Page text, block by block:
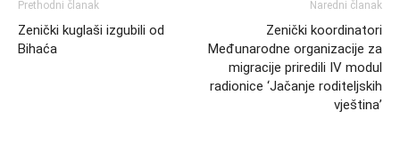
Prethodni članak
Zenički kuglaši izgubili od
Bihaća
Naredni članak
Zenički koordinatori
Međunarodne organizacije za
migracije priredili IV modul
radionice ‘Jačanje roditeljskih
vještina’